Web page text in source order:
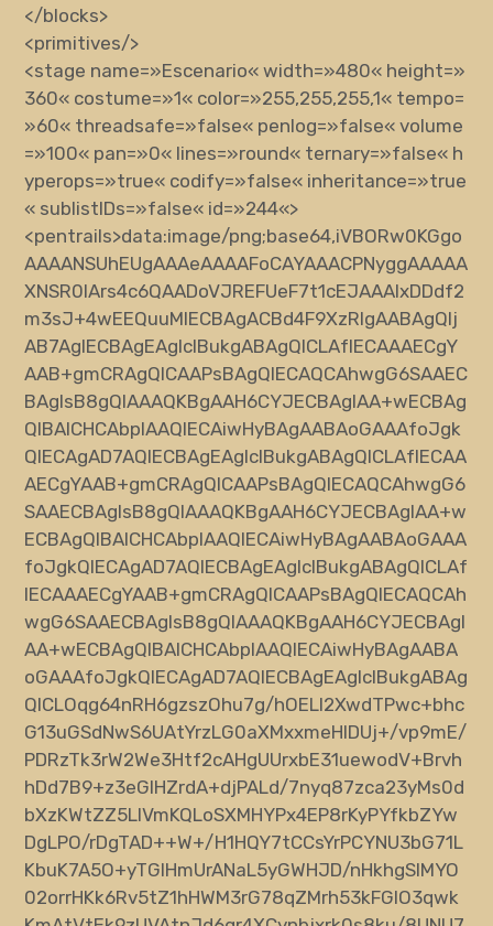
</blocks>
<primitives/>
<stage name=»Escenario« width=»480« height=»
360« costume=»1« color=»255,255,255,1« tempo=
»60« threadsafe=»false« penlog=»false« volume
=»100« pan=»0« lines=»round« ternary=»false« h
yperops=»true« codify=»false« inheritance=»true
« sublistIDs=»false« id=»244«>
<pentrails>data:image/png;base64,iVBORw0KGgo
AAAANSUhEUgAAAeAAAAFoCAYAAACPNyggAAAAA
XNSR0IArs4c6QAADoVJREFUeF7t1cEJAAAIxDDdf2
m3sJ+4wEEQuuMIECBAgACBd4F9XzRIgAABAgQIj
AB7AgIECBAgEAgIcIBukgABAgQICLAfIECAAAECgY
AAB+gmCRAgQICAAPsBAgQIECAQCAhwgG6SAAEC
BAgIsB8gQIAAAQKBgAAH6CYJECBAgIAA+wECBAg
QIBAICHCAbpIAAQIECAiwHyBAgAABAoGAAAfoJgk
QIECAgAD7AQIECBAgEAgIcIBukgABAgQICLAfIECAA
AECgYAAB+gmCRAgQICAAPsBAgQIECAQCAhwgG6
SAAECBAgIsB8gQIAAAQKBgAAH6CYJECBAgIAA+w
ECBAgQIBAICHCAbpIAAQIECAiwHyBAgAABAoGAAA
foJgkQIECAgAD7AQIECBAgEAgIcIBukgABAgQICLAf
IECAAAECgYAAB+gmCRAgQICAAPsBAgQIECAQCAh
wgG6SAAECBAgIsB8gQIAAAQKBgAAH6CYJECBAgI
AA+wECBAgQIBAICHCAbpIAAQIECAiwHyBAgAABA
oGAAAfoJgkQIECAgAD7AQIECBAgEAgIcIBukgABAg
QICLOqg64nRH6gzszOhu7g/hOELl2XwdTPwc+bhc
G13uGSdNwS6UAtYrzLG0aXMxxmeHIDUj+/vp9mE/
PDRzTk3rW2We3Htf2cAHgUUrxbE31uewodV+Brvh
hDd7B9+z3eGIHZrdA+djPALd/7nyq87zca23yMs0d
bXzKWtZZ5LlVmKQLoSXMHYPx4EP8rKyPYfkbZYw
DgLPO/rDgTAD++W+/H1HQY7tCCsYrPCYNU3bG71L
KbuK7A5O+yTGIHmUrANaL5yGWHJD/nHkhgSlMYO
02orrHKk6Rv5tZ1hHWM3rG78qZMrh53kFGlO3qwk